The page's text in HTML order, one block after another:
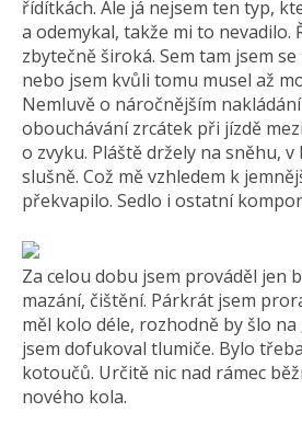
řídítkách. Ale já nejsem ten typ,
a odemykal, takže mi to nevadilo.
zbytečně široká. Sem tam jsem
nebo jsem kvůli tomu musel až
Nemluvě o náročnějším
obouchávání zrcátek při jízdě
o zvyku. Pláště držely na sněhu,
slušně. Což mě vzhledem k
překvapilo. Sedlo i ostatní
Za celou dobu jsem prováděl jen
mazání, čištění. Párkrát jsem
měl kolo déle, rozhodně by šlo
jsem dofukoval tlumiče. Bylo
kotoučů. Určitě nic nad rámec
nového kola.